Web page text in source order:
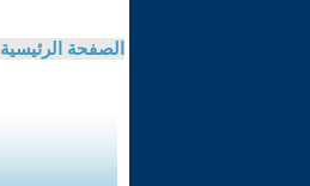
الصفحة الرئيسية